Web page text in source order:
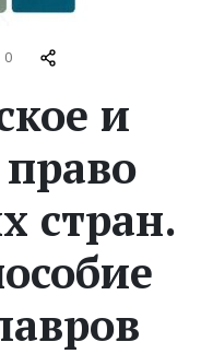
0
и
стран.